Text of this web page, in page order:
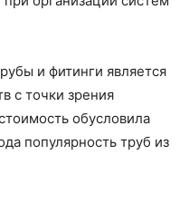
и фитинги является
с точки зрения
обусловила
популярность труб из